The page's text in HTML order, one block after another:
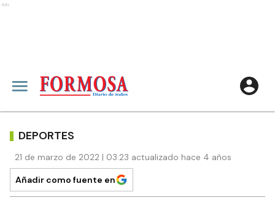
Ads
DEPORTES
21 de marzo de 2022 | 03:23 actualizado hace 4 años
Añadir como fuente en